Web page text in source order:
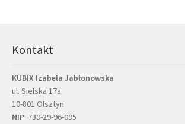
Kontakt
KUBIX Izabela Jabłonowska
ul. Sielska 17a
10-801 Olsztyn
NIP: 739-29-96-095